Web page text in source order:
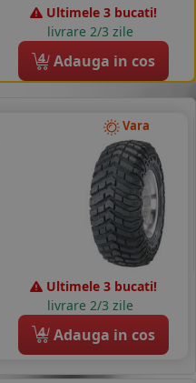
Ultimele 3 bucati!
livrare 2/3 zile
4 Adauga in cos
Vara
Ultimele 3 bucati!
livrare 2/3 zile
4 Adauga in cos